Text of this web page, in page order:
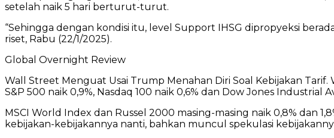
setelah naik 5 hari berturut-turut.
“Sehingga dengan kondisi itu, level Support IHSG dipropyeksi
riset, Rabu (22/1/2025).
Global Overnight Review
Wall Street Menguat Usai Trump Menahan Diri Soal Kebijakan
S&P 500 naik 0,9%, Nasdaq 100 naik 0,6% dan Dow Jones Industrial
MSCI World Index dan Russel 2000 masing-masing naik 0,8% dan
kebijakan-kebijakannya nanti, bahkan muncul spekulasi